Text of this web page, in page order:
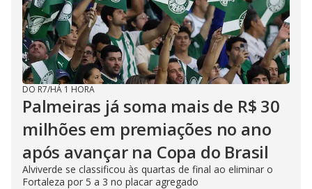
DO R7/HÁ 1 HORA
Palmeiras já soma mais de R$ 30
milhões em premiações no ano
após avançar na Copa do Brasil
Alviverde se classificou às quartas de final ao eliminar o
Fortaleza por 5 a 3 no placar agregado